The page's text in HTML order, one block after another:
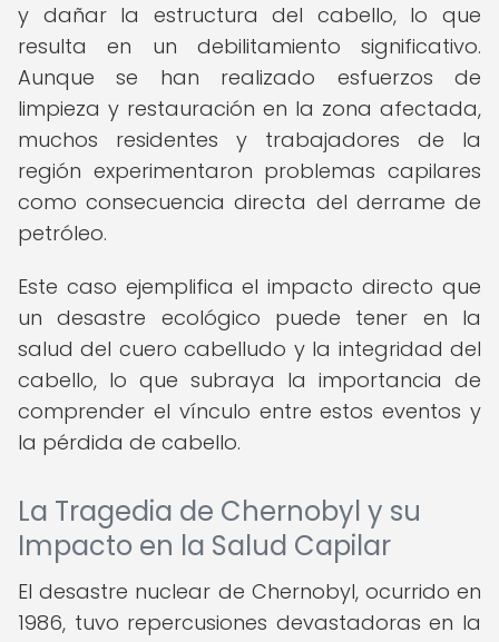
y dañar la estructura del cabello, lo que
resulta en un debilitamiento significativo.
Aunque se han realizado esfuerzos de
limpieza y restauración en la zona afectada,
muchos residentes y trabajadores de la
región experimentaron problemas capilares
como consecuencia directa del derrame de
petróleo.
Este caso ejemplifica el impacto directo que
un desastre ecológico puede tener en la
salud del cuero cabelludo y la integridad del
cabello, lo que subraya la importancia de
comprender el vínculo entre estos eventos y
la pérdida de cabello.
La Tragedia de Chernobyl y su
Impacto en la Salud Capilar
El desastre nuclear de Chernobyl, ocurrido en
1986, tuvo repercusiones devastadoras en la